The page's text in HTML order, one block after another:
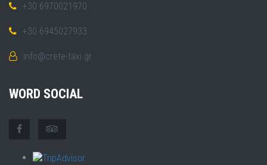
+30 6970021970
+30 6945027933
info@crete-taxi.gr
WORD SOCIAL